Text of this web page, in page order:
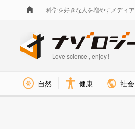
科学を好きな人を増やすメディ
Love science , enjoy !
自然 健康 社会